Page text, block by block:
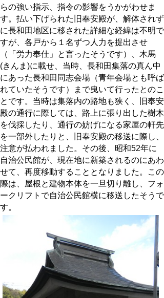
らの強い指示、指令の影響をうかがわせま
す。払い下げられた旧奉安殿が、解体されず
に長和田地区に移された詳細な経緯は不明で
すが、各戸から１名ずつ人力を提出させ
（「労力奉仕」と言ったそうです）、木馬
(きんま)に載せ、当時、長和田集落の真ん中
にあった長和田同志会場（青年会場とも呼ば
れていたそうです）まで曳いて行ったとのこ
とです。当時は集落内の路地も狭く、旧奉安
殿の通行に際しては、路上に張り出した樹木
を伐採したり、通行の妨げになる家屋の軒先
を一部外したりと、旧奉安殿の移送に際し、
注意が払われました。その後、昭和52年に
自治公民館が、現在地に新築されるのにあわ
せて、再度移動することとなりました。この
際は、屋根と建物本体を一旦切り離し、フォ
ークリフトで自治公民館横に移送したそうで
す。